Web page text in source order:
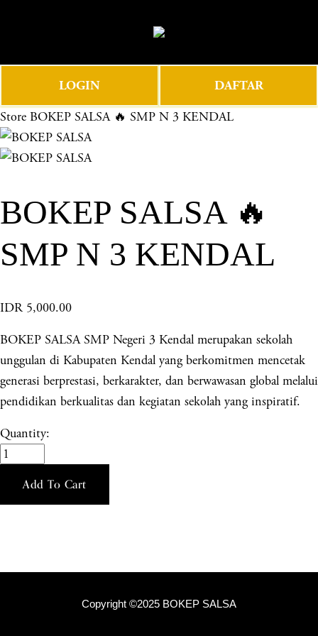
e
e
n
u
LOGIN DAFTAR
Store BOKEP SALSA 🔥 SMP N 3 KENDAL
BOKEP SALSA 🔥
SMP N 3 KENDAL
IDR 5,000.00
BOKEP SALSA SMP Negeri 3 Kendal merupakan sekolah
unggulan di Kabupaten Kendal yang berkomitmen mencetak
generasi berprestasi, berkarakter, dan berwawasan global melalui
pendidikan berkualitas dan kegiatan sekolah yang inspiratif.
Quantity:
Add To Cart
Copyright ©2025 BOKEP SALSA